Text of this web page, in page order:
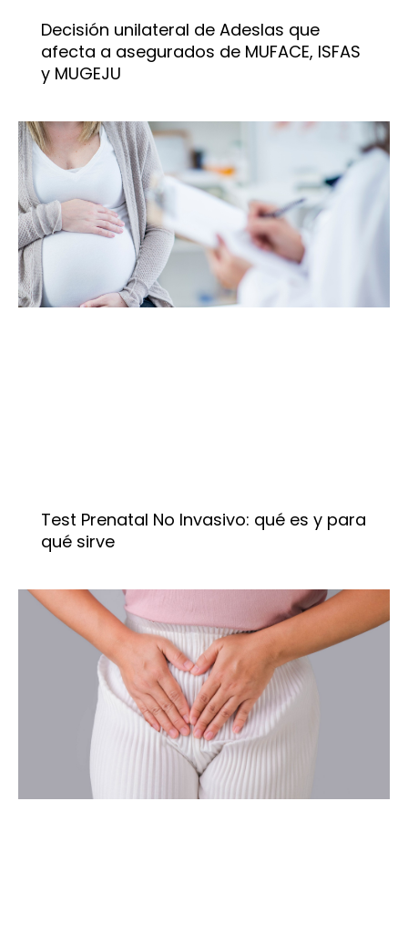
Decisión unilateral de Adeslas que
afecta a asegurados de MUFACE, ISFAS
y MUGEJU
Test Prenatal No Invasivo: qué es y para
qué sirve